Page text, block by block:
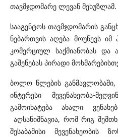
თავმჯდომარე ლევან მეხუზლამ.
სააგენტოს თავმჯდომარის
ნებართვის აღება მოუწევს იმ
კომერციულ საქმიანობას და
გაშენებას პირადი
ბოლო წლების განმავლობაში,
ინტერესი მევენახეობა-
გამოიხატება ახალი
აღსანიშნავია, რომ რიგ
შესაბამისი მევენახეობის